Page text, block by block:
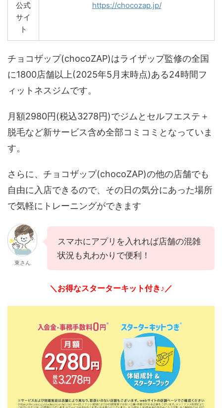
公式
サイ
ト
https://chocozap.jp/
チョコザップ(chocoZAP)はライザップ監修の全国
に1800店舗以上(2025年5月末時点)ある24時間フ
ィットネスジムです。
月額2980円(税込3278円)でジムとセルフエステ＋
脱毛など新サービス含め全部コミコミとなっていま
す。
さらに、チョコザップ(chocoZAP)の他の店舗でも
自由に入店できるので、その日の気分にあった場所
で気軽にトレーニングができます
東さん
スマホにアプリを入れれば店舗の混雑
状況も丸わかりで便利！
＼お得なスターターキット付き♪／